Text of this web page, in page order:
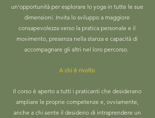
un’opportunità per esplorare lo yoga in tutte le sue
dimensioni. Invita lo sviluppo a maggiore
consapevolezza verso la pratica personale e il
movimento, presenza nella stanza e capacità di
accompagnare gli altri nel loro percorso.
A chi è rivolto
Il corso è aperto a tutti i praticanti che desiderano
ampliare le proprie competenze e, ovviamente,
anche a chi sente il desiderio di intraprendere un